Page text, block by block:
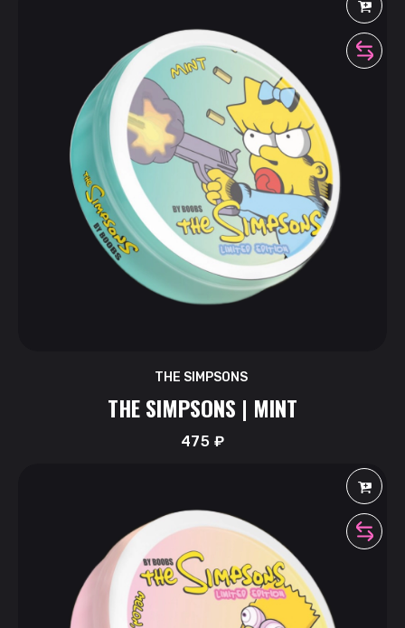
THE SIMPSONS
THE SIMPSONS | MINT
475 ₽